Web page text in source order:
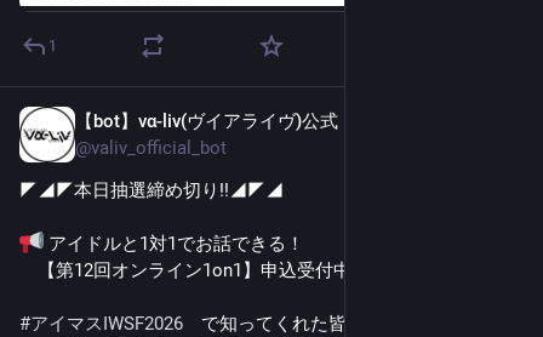
1
【bot】vα-liv(ヴイアライヴ)公式
@valiv_official_bot
◤◢◤本日抽選締め切り!!◢◤◢
アイドルと1対1でお話できる！
【第12回オンライン1on1】申込受付中!!!
#アイマスIWSF2026 で知ってくれた皆さんも、